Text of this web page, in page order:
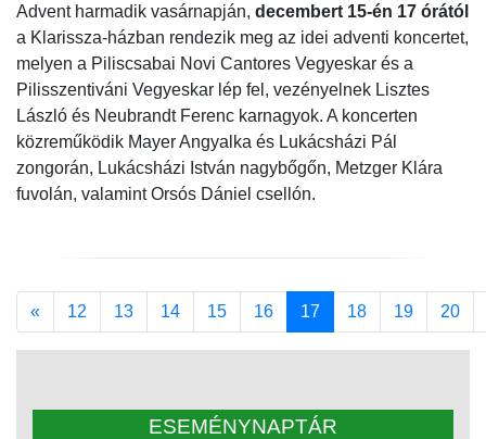
Advent harmadik vasárnapján, decembert 15-én 17 órától
a Klarissza-házban rendezik meg az idei adventi koncertet,
melyen a Piliscsabai Novi Cantores Vegyeskar és a
Pilisszentiváni Vegyeskar lép fel, vezényelnek Lisztes
László és Neubrandt Ferenc karnagyok. A koncerten
közreműködik Mayer Angyalka és Lukácsházi Pál
zongorán, Lukácsházi István nagybőgőn, Metzger Klára
fuvolán, valamint Orsós Dániel csellón.
«Previous
12 13 14 15 16 17 18 19 20
ESEMÉNYNAPTÁR